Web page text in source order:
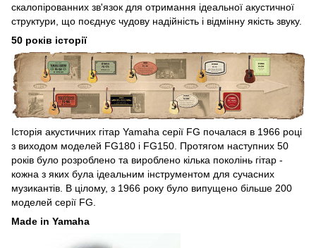
скалопірованних зв'язок для отримання ідеальної акустичної
структури, що поєднує чудову надійність і відмінну якість звуку.
50 років історії
Історія акустичних гітар Yamaha серії FG почалася в 1966 році
з виходом моделей FG180 і FG150. Протягом наступних 50
років було розроблено та вироблено кілька поколінь гітар -
кожна з яких була ідеальним інструментом для сучасних
музикантів. В цілому, з 1966 року було випущено більше 200
моделей серії FG.
Made in Yamaha